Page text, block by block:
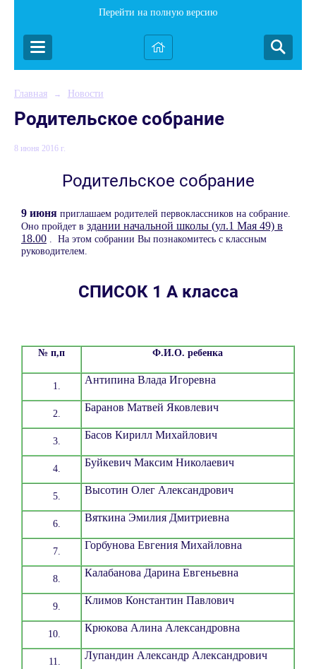
Перейти на полную версию
Главная → Новости
Родительское собрание
8 июня 2016 г.
Родительское собрание
9 июня приглашаем родителей первоклассников на собрание.
Оно пройдет в здании начальной школы (ул.1 Мая 49) в
18.00 . На этом собрании Вы познакомитесь с классным
руководителем.
СПИСОК 1 А класса
№ п,п Ф.И.О. ребенка
Антипина Влада Игоревна
Баранов Матвей Яковлевич
Басов Кирилл Михайлович
Буйкевич Максим Николаевич
Высотин Олег Александрович
Вяткина Эмилия Дмитриевна
Горбунова Евгения Михайловна
Калабанова Дарина Евгеньевна
Климов Константин Павлович
Крюкова Алина Александровна
Лупандин Александр Александрович